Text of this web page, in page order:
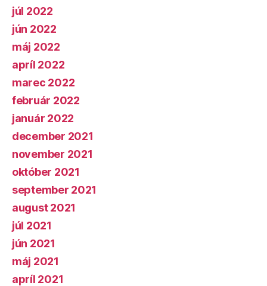
júl 2022
jún 2022
máj 2022
apríl 2022
marec 2022
február 2022
január 2022
december 2021
november 2021
október 2021
september 2021
august 2021
júl 2021
jún 2021
máj 2021
apríl 2021